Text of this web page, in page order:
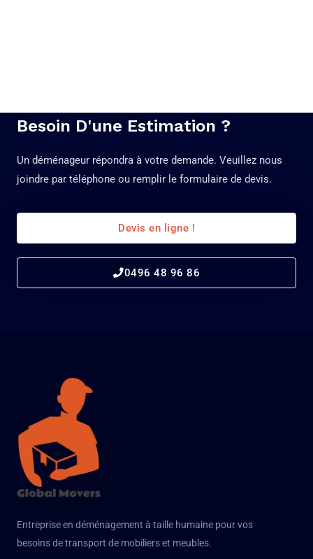
Besoin D'une Estimation ?
Un déménageur répondra à votre demande. Veuillez nous
joindre par téléphone ou remplir le formulaire de devis.
Devis en ligne !
0496 48 96 86
Entreprise en déménagement à taille humaine pour vos
besoins de transport de mobiliers et meubles.